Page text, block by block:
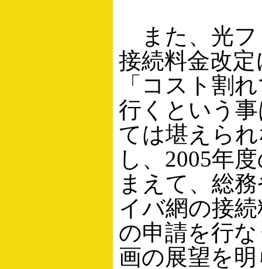
また、光フ
接続料金改
「コスト割
行くという
ては堪えら
し、2005年
まえて、総
イバ網の接
の申請を行
画の展望を